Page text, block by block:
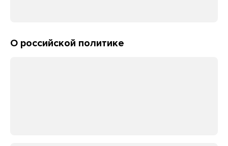
О российской политике